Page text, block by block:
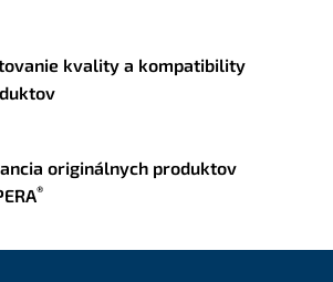
kvality a kompatibility
originálnych produktov
®